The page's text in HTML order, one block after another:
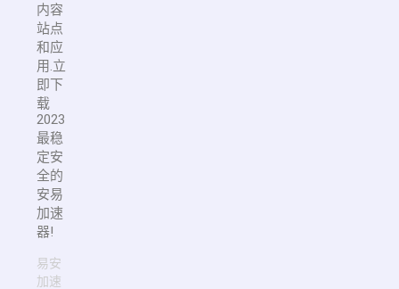
内容
站点
和应
用.立
即下
载
2023
最稳
定安
全的
安易
加速
器!
易安
加速